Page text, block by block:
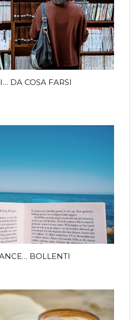
DA COSA FARSI
BOLLENTI